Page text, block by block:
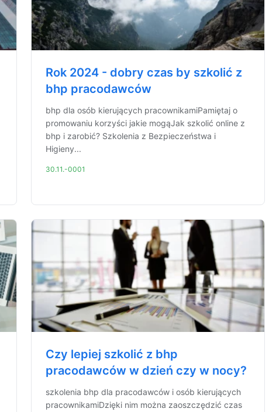
Rok 2024 - dobry czas by szkolić z
bhp pracodawców
bhp dla osób kierujących pracownikamiPamiętaj o
promowaniu korzyści jakie mogąJak szkolić online z
bhp i zarobić? Szkolenia z Bezpieczeństwa i
Higieny...
30.11.-0001
Czy lepiej szkolić z bhp
pracodawców w dzień czy w nocy?
szkolenia bhp dla pracodawców i osób kierujących
pracownikamiDzięki nim można zaoszczędzić czas